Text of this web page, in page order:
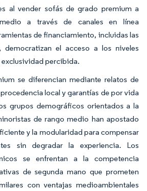
al vender sofás de grado premium a
a través de canales en línea
de financiamiento, incluidas las
democratizan el acceso a los niveles
percibida.
se diferencian mediante relatos de
local y garantías de por vida
grupos demográficos orientados a la
de rango medio han apostado
y la modularidad para compensar
sin degradar la experiencia. Los
se enfrentan a la competencia
de segunda mano que prometen
con ventajas medioambientales